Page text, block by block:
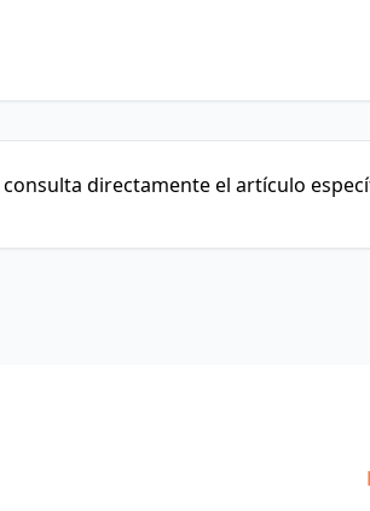
directamente el artículo